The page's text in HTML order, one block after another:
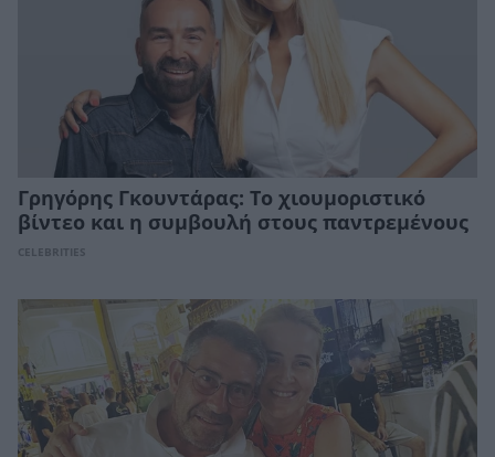
Γρηγόρης Γκουντάρας: Το χιουμοριστικό
βίντεο και η συμβουλή στους παντρεμένους
CELEBRITIES